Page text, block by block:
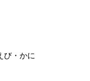
び・かに